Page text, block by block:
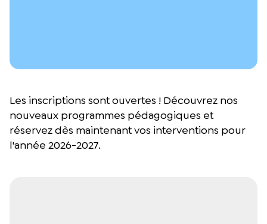
Les inscriptions sont ouvertes ! Découvrez nos
nouveaux programmes pédagogiques et
réservez dès maintenant vos interventions pour
l'année 2026-2027.